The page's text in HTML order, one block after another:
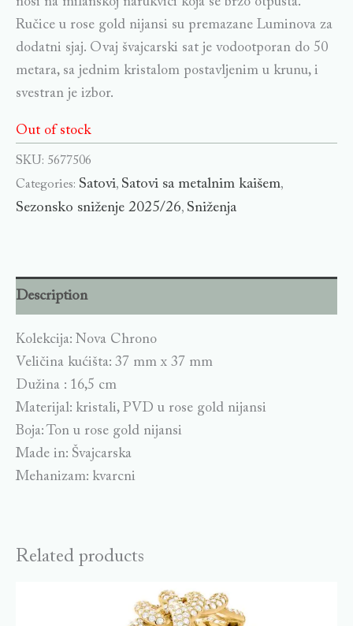
Ručice u rose gold nijansi su premazane Luminova za
dodatni sjaj. Ovaj švajcarski sat je vodootporan do 50
metara, sa jednim kristalom postavljenim u krunu, i
svestran je izbor.
Out of stock
SKU: 5677506
Categories: Satovi, Satovi sa metalnim kaišem,
Sezonsko sniženje 2025/26, Sniženja
Description
Kolekcija: Nova Chrono
Veličina kućišta: 37 mm x 37 mm
Dužina : 16,5 cm
Materijal: kristali, PVD u rose gold nijansi
Boja: Ton u rose gold nijansi
Made in: Švajcarska
Mehanizam: kvarcni
Related products